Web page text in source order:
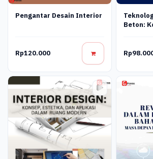
Pengantar Desain Interior
Rp120.000
Beton: